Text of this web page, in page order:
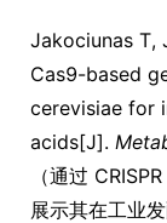
Jakociunas T,
Cas9-based
cerevisiae for
acids[J].
（通过
展示其在工业